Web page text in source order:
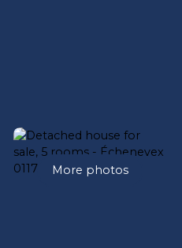
More photos